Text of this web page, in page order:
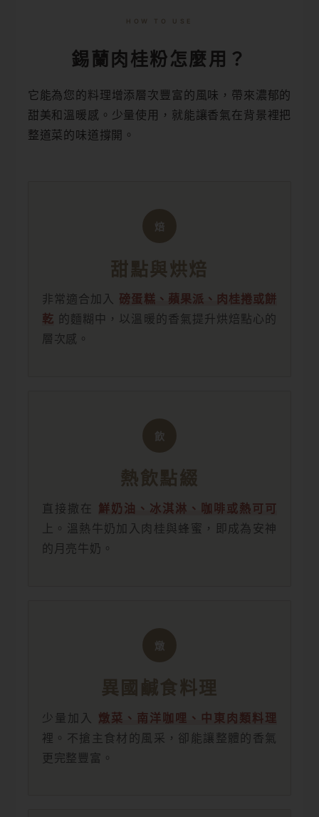
HOW TO USE
錫蘭肉桂粉怎麼用？
它能為您的料理增添層次豐富的風味，帶來濃郁的
甜美和溫暖感。少量使用，就能讓香氣在背景裡把
整道菜的味道撐開。
焙
甜點與烘焙
非常適合加入 磅蛋糕、蘋果派、肉桂捲或餅
乾 的麵糊中，以溫暖的香氣提升烘焙點心的
層次感。
飲
熱飲點綴
直接撒在 鮮奶油、冰淇淋、咖啡或熱可可
上。溫熱牛奶加入肉桂與蜂蜜，即成為安神
的月亮牛奶。
燉
異國鹹食料理
少量加入 燉菜、南洋咖哩、中東肉類料理
裡。不搶主食材的風采，卻能讓整體的香氣
更完整豐富。